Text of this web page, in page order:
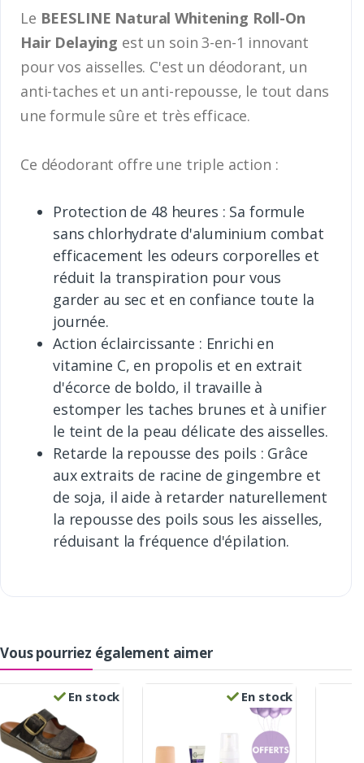
Le BEESLINE Natural Whitening Roll-On
Hair Delaying est un soin 3-en-1 innovant
pour vos aisselles. C'est un déodorant, un
anti-taches et un anti-repousse, le tout dans
une formule sûre et très efficace.
Ce déodorant offre une triple action :
Protection de 48 heures : Sa formule
sans chlorhydrate d'aluminium combat
efficacement les odeurs corporelles et
réduit la transpiration pour vous
garder au sec et en confiance toute la
journée.
Action éclaircissante : Enrichi en
vitamine C, en propolis et en extrait
d'écorce de boldo, il travaille à
estomper les taches brunes et à unifier
le teint de la peau délicate des aisselles.
Retarde la repousse des poils : Grâce
aux extraits de racine de gingembre et
de soja, il aide à retarder naturellement
la repousse des poils sous les aisselles,
réduisant la fréquence d'épilation.
Vous pourriez également aimer
En stock En stock